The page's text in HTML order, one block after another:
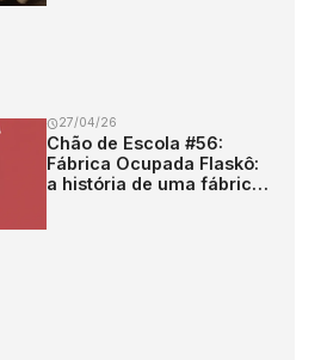
27/04/26
Chão de Escola #56:
Fábrica Ocupada Flaskô:
a história de uma fábrica